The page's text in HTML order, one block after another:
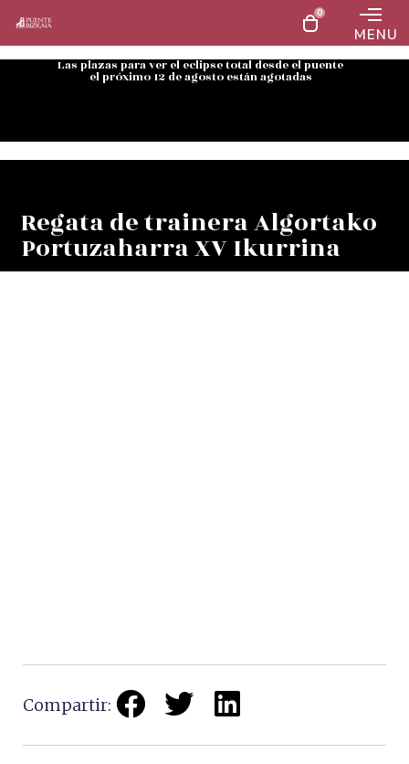
0
MENU
Las plazas para ver el eclipse total desde el puente
el próximo 12 de agosto están agotadas
Regata de trainera Algortako
Portuzaharra XV Ikurrina
Compartir: